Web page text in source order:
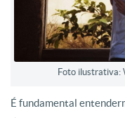
Foto ilustrativa:
É fundamental